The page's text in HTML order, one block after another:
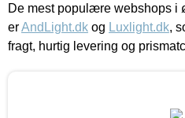
De mest populære webshops i
erAndLight.dk og Luxlight.dk,
fragt, hurtig levering og